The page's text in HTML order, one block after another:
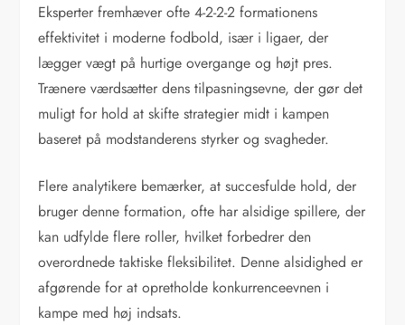
Eksperter fremhæver ofte 4-2-2-2 formationens
effektivitet i moderne fodbold, især i ligaer, der
lægger vægt på hurtige overgange og højt pres.
Trænere værdsætter dens tilpasningsevne, der gør det
muligt for hold at skifte strategier midt i kampen
baseret på modstanderens styrker og svagheder.
Flere analytikere bemærker, at succesfulde hold, der
bruger denne formation, ofte har alsidige spillere, der
kan udfylde flere roller, hvilket forbedrer den
overordnede taktiske fleksibilitet. Denne alsidighed er
afgørende for at opretholde konkurrenceevnen i
kampe med høj indsats.